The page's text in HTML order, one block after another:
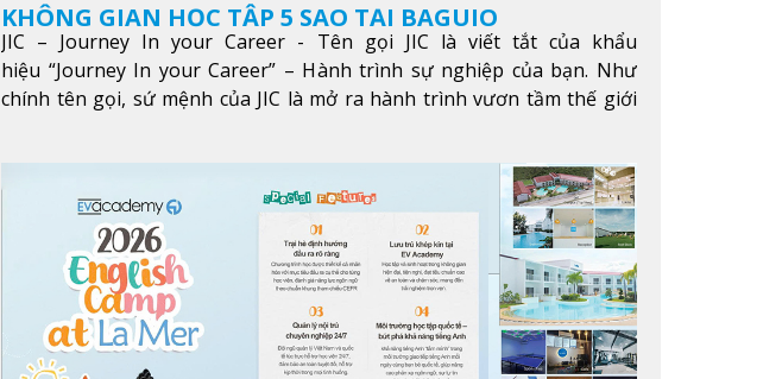
KHÔNG GIAN HỌC TẬP 5 SAO TẠI BAGUIO
JIC – Journey In your Career - Tên gọi JIC là viết tắt của khẩu
hiệu “Journey In your Career” – Hành trình sự nghiệp của bạn. Như
chính tên gọi, sứ mệnh của JIC là mở ra hành trình vươn tầm thế giới